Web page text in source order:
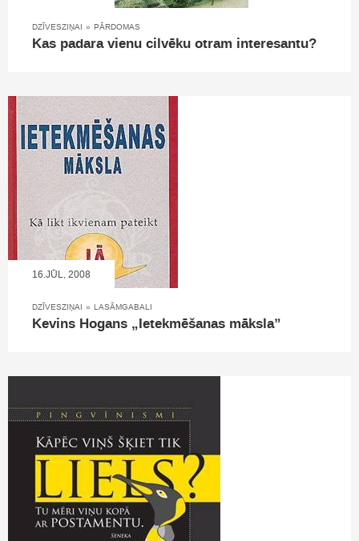
DZĪVESZIŅAI » PĀRDOMAS
Kas padara vienu cilvēku otram interesantu?
16.JŪL, 2008
DZĪVESZIŅAI » LASĀMGABALI
Kevins Hogans „Ietekmēšanas māksla”